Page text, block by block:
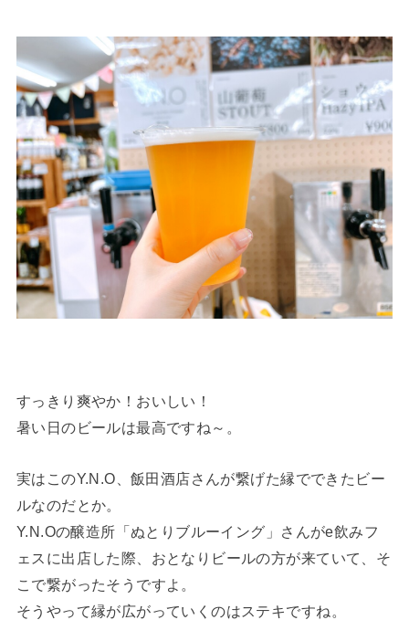
すっきり爽やか！おいしい！
暑い日のビールは最高ですね～。
実はこのY.N.O、飯田酒店さんが繋げた縁でできたビー
ルなのだとか。
Y.N.Oの醸造所「ぬとりブルーイング」さんがe飲みフ
ェスに出店した際、おとなりビールの方が来ていて、そ
こで繋がったそうですよ。
そうやって縁が広がっていくのはステキですね。